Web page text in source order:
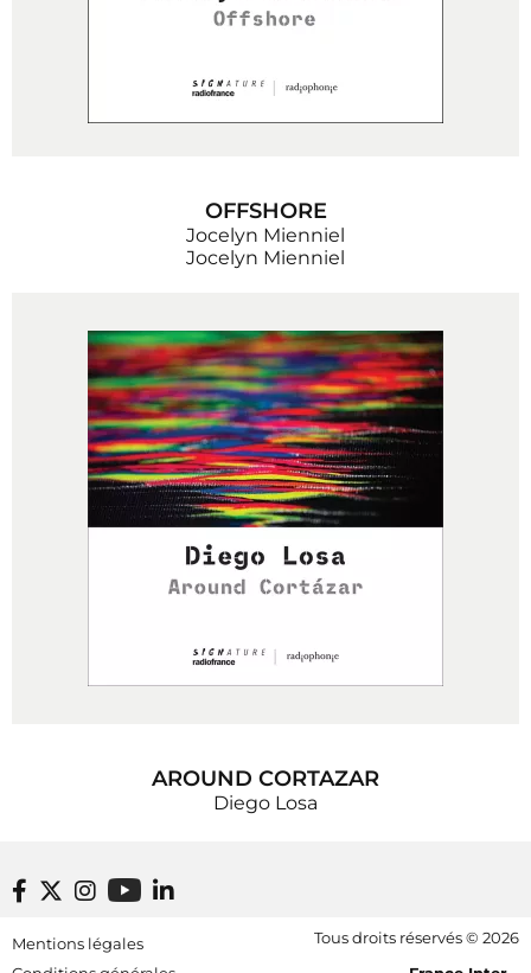
OFFSHORE
Jocelyn Mienniel
Jocelyn Mienniel
AROUND CORTAZAR
Diego Losa
Footer bottom
Mentions légales
Tous droits réservés © 2026
[RDF] Pied de page - Mobile